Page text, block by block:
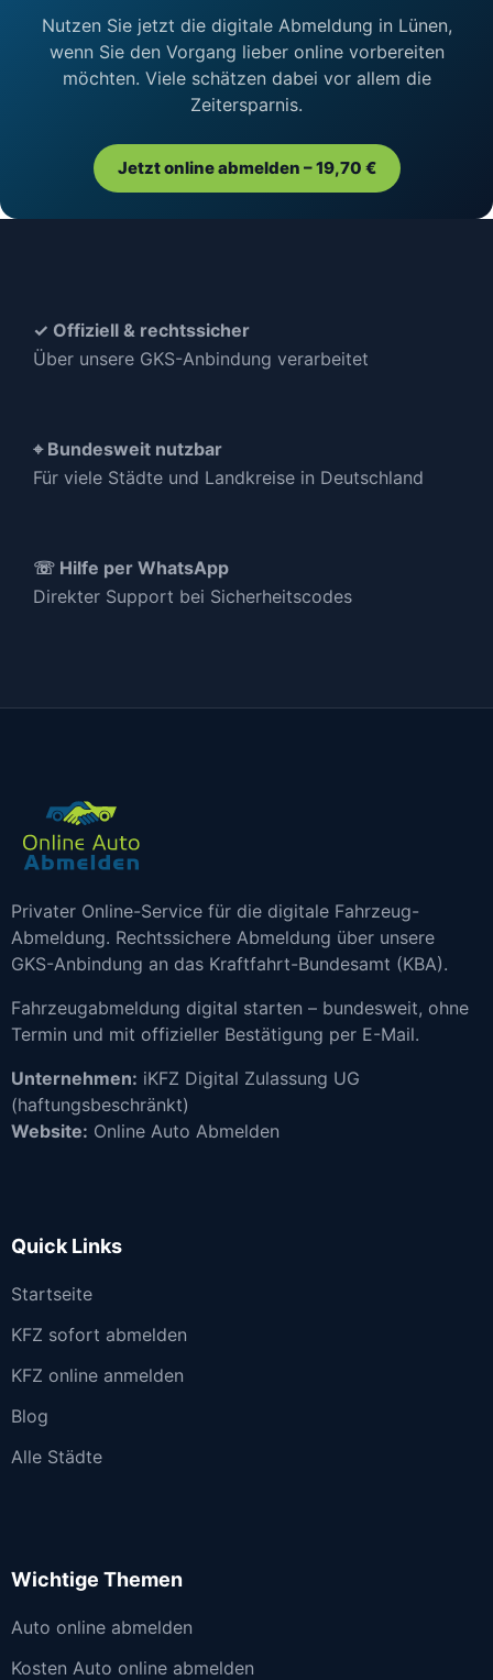
Nutzen Sie jetzt die digitale Abmeldung in Lünen,
wenn Sie den Vorgang lieber online vorbereiten
möchten. Viele schätzen dabei vor allem die
Zeitersparnis.
Jetzt online abmelden – 19,70 €
✓ Offiziell & rechtssicher
Über unsere GKS-Anbindung verarbeitet
⌖ Bundesweit nutzbar
Für viele Städte und Landkreise in Deutschland
☏ Hilfe per WhatsApp
Direkter Support bei Sicherheitscodes
Privater Online-Service für die digitale Fahrzeug-
Abmeldung. Rechtssichere Abmeldung über unsere
GKS-Anbindung an das Kraftfahrt-Bundesamt (KBA).
Fahrzeugabmeldung digital starten – bundesweit, ohne
Termin und mit offizieller Bestätigung per E-Mail.
Unternehmen: iKFZ Digital Zulassung UG
(haftungsbeschränkt)
Website: Online Auto Abmelden
Quick Links
Startseite
KFZ sofort abmelden
KFZ online anmelden
Blog
Alle Städte
Wichtige Themen
Auto online abmelden
Kosten Auto online abmelden